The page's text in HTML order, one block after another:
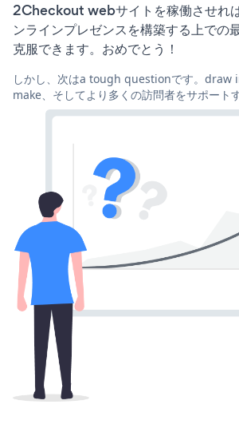
2Checkout webサイトを稼働させれ
ンラインプレゼンスを構築する上での
克服できます。おめでとう！
しかし、次はa tough questionです。draw
make、そしてより多くの訪問者をサポート